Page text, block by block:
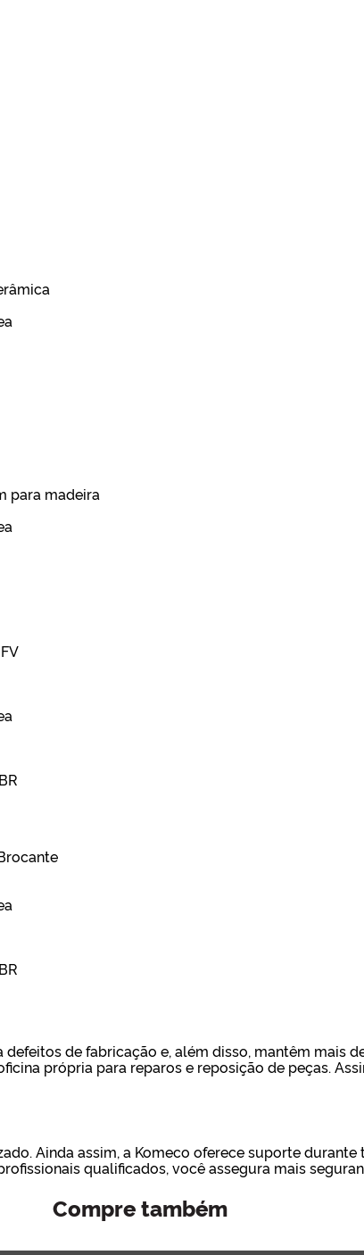
para madeira
de fabricação e, além disso, mantêm mais
própria para reparos e reposição de peças.
Ainda assim, a Komeco oferece suporte
qualificados, você assegura mais
Compre também